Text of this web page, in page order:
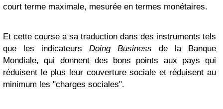
court terme maximale, mesurée en termes monétaires.
Et cette course a sa traduction dans des instruments tels
que les indicateurs Doing Business de la Banque
Mondiale, qui donnent des bons points aux pays qui
réduisent le plus leur couverture sociale et réduisent au
minimum les "charges sociales".